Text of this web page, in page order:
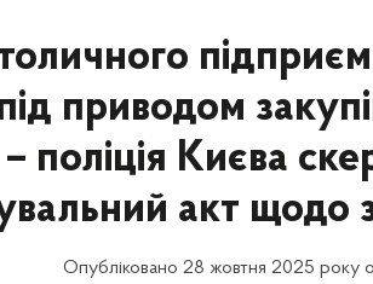
приводом
поліція Києва
акт щодо
Опубліковано 28 жовтня 2025 року о